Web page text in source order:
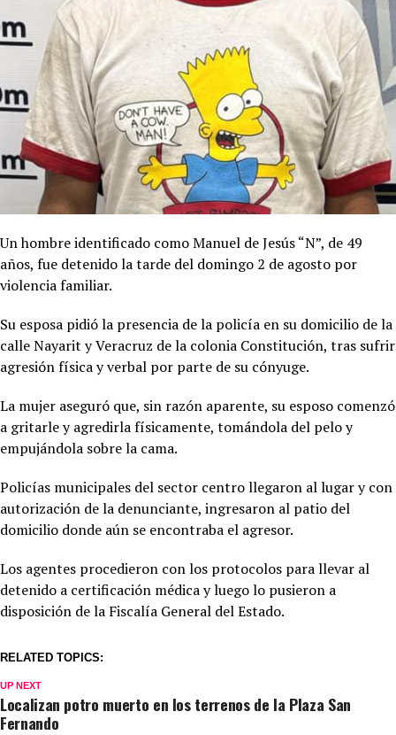
Un hombre identificado como Manuel de Jesús “N”, de 49
años, fue detenido la tarde del domingo 2 de agosto por
violencia familiar.
Su esposa pidió la presencia de la policía en su domicilio de la
calle Nayarit y Veracruz de la colonia Constitución, tras sufrir
agresión física y verbal por parte de su cónyuge.
La mujer aseguró que, sin razón aparente, su esposo comenzó
a gritarle y agredirla físicamente, tomándola del pelo y
empujándola sobre la cama.
Policías municipales del sector centro llegaron al lugar y con
autorización de la denunciante, ingresaron al patio del
domicilio donde aún se encontraba el agresor.
Los agentes procedieron con los protocolos para llevar al
detenido a certificación médica y luego lo pusieron a
disposición de la Fiscalía General del Estado.
RELATED TOPICS:
UP NEXT
Localizan potro muerto en los terrenos de la Plaza San
Fernando